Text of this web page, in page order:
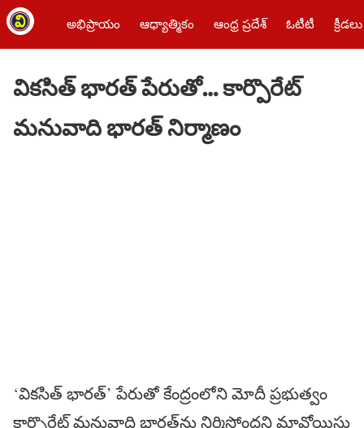
అభిప్రాయం ఆధ్యాత్మికం ఆంధ్ర ప్రదేశ్ ఓటీటీ క్రీడలు
వికసిత్ భారత్ పేరుతో… కార్పొరేట్
మనువాది భారత్ నిర్మాణం
‘వికసిత్ భారత్’ పేరుతో కేంద్రంలోని మోదీ ప్రభుత్వం
కార్పొరేట్ మనువాది భారత్‌ను నిర్మిస్తోందని మావోయిస్టు